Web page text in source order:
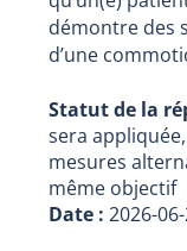
démontre des
d’une
Statut de la
sera
mesures
même objectif
Date :2026-